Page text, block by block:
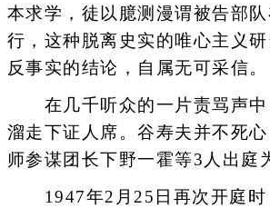
本求学，徒以臆测漫谓被告部
行，这种脱离史实的唯心主义
反事实的结论，自属无可采信。
在几千听众的一片责骂声中
溜走下证人席。谷寿夫并不死
师参谋团长下野一霍等3人出庭
1947年2月25日再次开庭时